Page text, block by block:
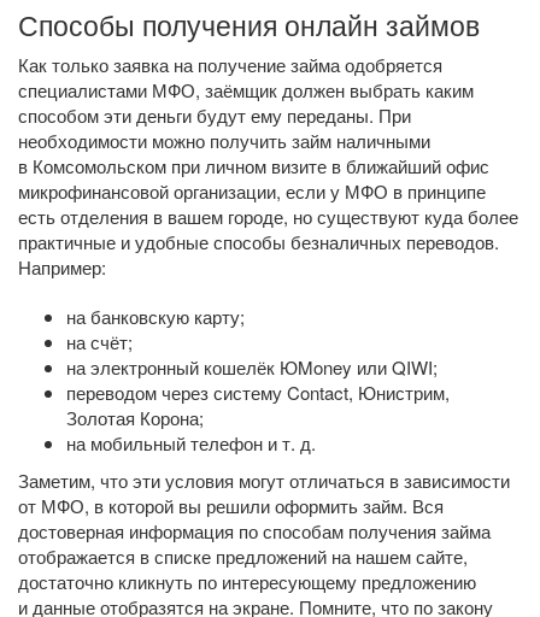
Способы получения онлайн займов
Как только заявка на получение займа одобряется
специалистами МФО, заёмщик должен выбрать каким
способом эти деньги будут ему переданы. При
необходимости можно получить займ наличными
в Комсомольском при личном визите в ближайший офис
микрофинансовой организации, если у МФО в принципе
есть отделения в вашем городе, но существуют куда более
практичные и удобные способы безналичных переводов.
Например:
на банковскую карту;
на счёт;
на электронный кошелёк ЮMoney или QIWI;
переводом через систему Contact, Юнистрим,
Золотая Корона;
на мобильный телефон и т. д.
Заметим, что эти условия могут отличаться в зависимости
от МФО, в которой вы решили оформить займ. Вся
достоверная информация по способам получения займа
отображается в списке предложений на нашем сайте,
достаточно кликнуть по интересующему предложению
и данные отобразятся на экране. Помните, что по закону